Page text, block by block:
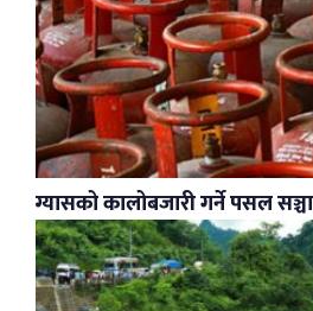
ग्यासको कालोबजारी गर्ने पसल